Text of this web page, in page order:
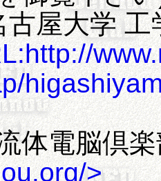
古屋大学
体電脳倶
>